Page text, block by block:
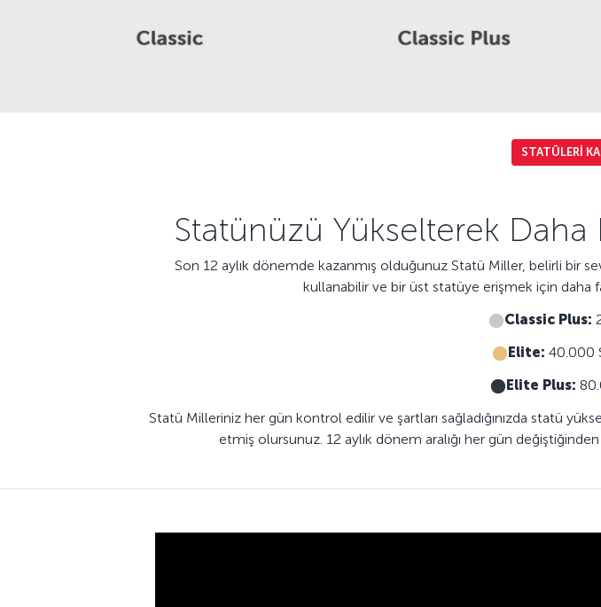
STATÜLERİ
Statünüzü Yükselterek Daha
Son 12 aylık dönemde kazanmış olduğunuz Statü Miller, belirli bir
kullanabilir ve bir üst statüye erişmek için daha
Classic Plus:
Elite:
Elite Plus:
Statü Milleriniz her gün kontrol edilir ve şartları sağladığınızda statü
etmiş olursunuz. 12 aylık dönem aralığı her gün